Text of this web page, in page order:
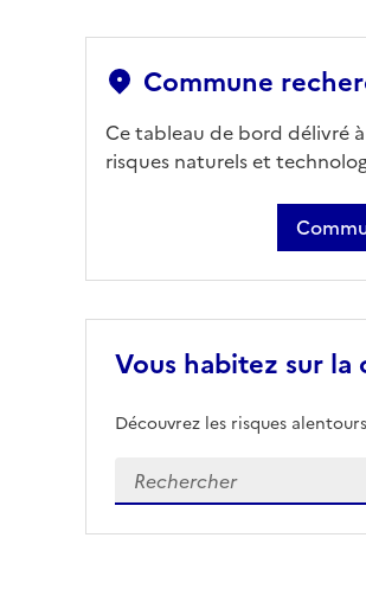
Commune
Ce tableau de bord délivré
risques naturels et
Vous habitez sur la
Découvrez les risques
Veuillez renseigner votre